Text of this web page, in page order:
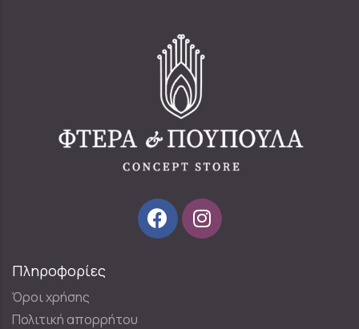
Πληροφορίες
Όροι χρήσης
Πολιτική απορρήτου